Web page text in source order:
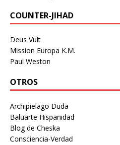
COUNTER-JIHAD
Deus Vult
Mission Europa K.M.
Paul Weston
OTROS
Archipielago Duda
Baluarte Hispanidad
Blog de Cheska
Consciencia-Verdad